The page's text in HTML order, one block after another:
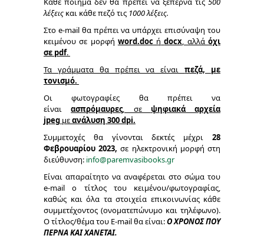
λέξεις και κάθε πεζό τις 1000 λέξεις.
Στο e-mail θα πρέπει να υπάρχει επισύναψη του
κειμένου σε μορφή word.docήdocx, αλλάόχι
σε pdf.
Τα γράμματα θα πρέπει να είναιπεζά, με
τονισμό.
Οι φωτογραφίες θα πρέπει να
είναιασπρόμαυρες, σε ψηφιακά αρχεία
jpeg μεανάλυση 300dpi.
Συμμετοχές θα γίνονται δεκτές μέχρι 28
Φεβρουαρίου 2023, σε ηλεκτρονική μορφή στη
διεύθυνση: info@paremvasibooks.gr
Είναι απαραίτητο να αναφέρεται στο σώμα του
e-mail ο τίτλος του κειμένου/φωτογραφίας,
καθώς και όλα τα στοιχεία επικοινωνίας κάθε
συμμετέχοντος (ονοματεπώνυμο και τηλέφωνο).
Ο τίτλος/θέμα του E-mail θα είναι:Ο ΧΡΟΝΟΣ ΠΟΥ
ΠΕΡΝΑ ΚΑΙ ΧΑΝΕΤΑΙ.